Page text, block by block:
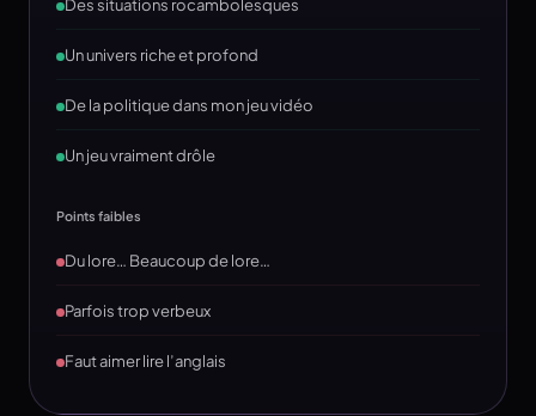
Un univers riche et profond
De la politique dans mon jeu vidéo
Un jeu vraiment drôle
Points faibles
Du lore… Beaucoup de lore…
Parfois trop verbeux
Faut aimer lire l’anglais